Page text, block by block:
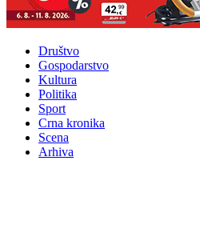
Društvo
Gospodarstvo
Kultura
Politika
Sport
Crna kronika
Scena
Arhiva